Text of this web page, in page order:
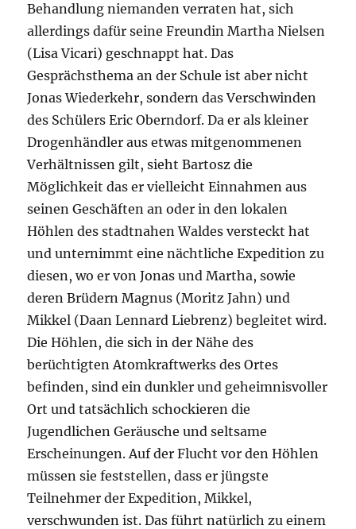
Behandlung niemanden verraten hat, sich
allerdings dafür seine Freundin Martha Nielsen
(Lisa Vicari) geschnappt hat. Das
Gesprächsthema an der Schule ist aber nicht
Jonas Wiederkehr, sondern das Verschwinden
des Schülers Eric Oberndorf. Da er als kleiner
Drogenhändler aus etwas mitgenommenen
Verhältnissen gilt, sieht Bartosz die
Möglichkeit das er vielleicht Einnahmen aus
seinen Geschäften an oder in den lokalen
Höhlen des stadtnahen Waldes versteckt hat
und unternimmt eine nächtliche Expedition zu
diesen, wo er von Jonas und Martha, sowie
deren Brüdern Magnus (Moritz Jahn) und
Mikkel (Daan Lennard Liebrenz) begleitet wird.
Die Höhlen, die sich in der Nähe des
berüchtigten Atomkraftwerks des Ortes
befinden, sind ein dunkler und geheimnisvoller
Ort und tatsächlich schockieren die
Jugendlichen Geräusche und seltsame
Erscheinungen. Auf der Flucht vor den Höhlen
müssen sie feststellen, dass er jüngste
Teilnehmer der Expedition, Mikkel,
verschwunden ist. Das führt natürlich zu einem